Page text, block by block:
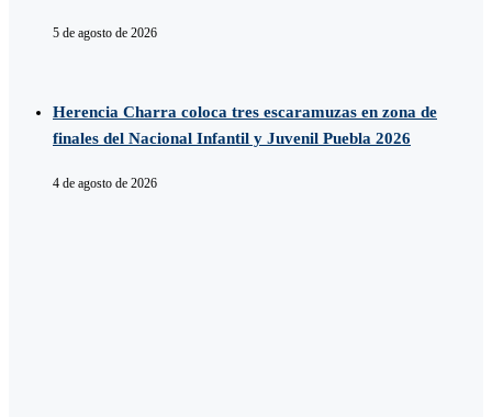
5 de agosto de 2026
Herencia Charra coloca tres escaramuzas en zona de
finales del Nacional Infantil y Juvenil Puebla 2026
4 de agosto de 2026